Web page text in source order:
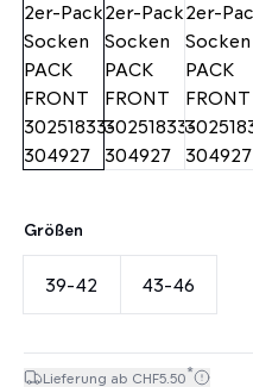
Größen
39-42 43-46
Lieferung ab CHF5.50*